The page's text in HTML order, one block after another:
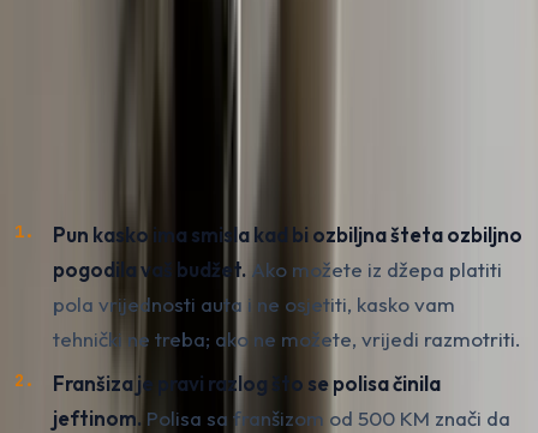
ovlaštenog. Kod takvih vozila pun kasko ima smisla, jer
Pun kasko ima smisla kad bi ozbiljna šteta ozbiljno
pogodila vaš budžet. Ako možete iz džepa platiti
pola vrijednosti auta i ne osjetiti, kasko vam
tehnički ne treba; ako ne možete, vrijedi razmotriti.
Franšiza je pravi razlog što se polisa činila
jeftinom. Polisa sa franšizom od 500 KM znači da